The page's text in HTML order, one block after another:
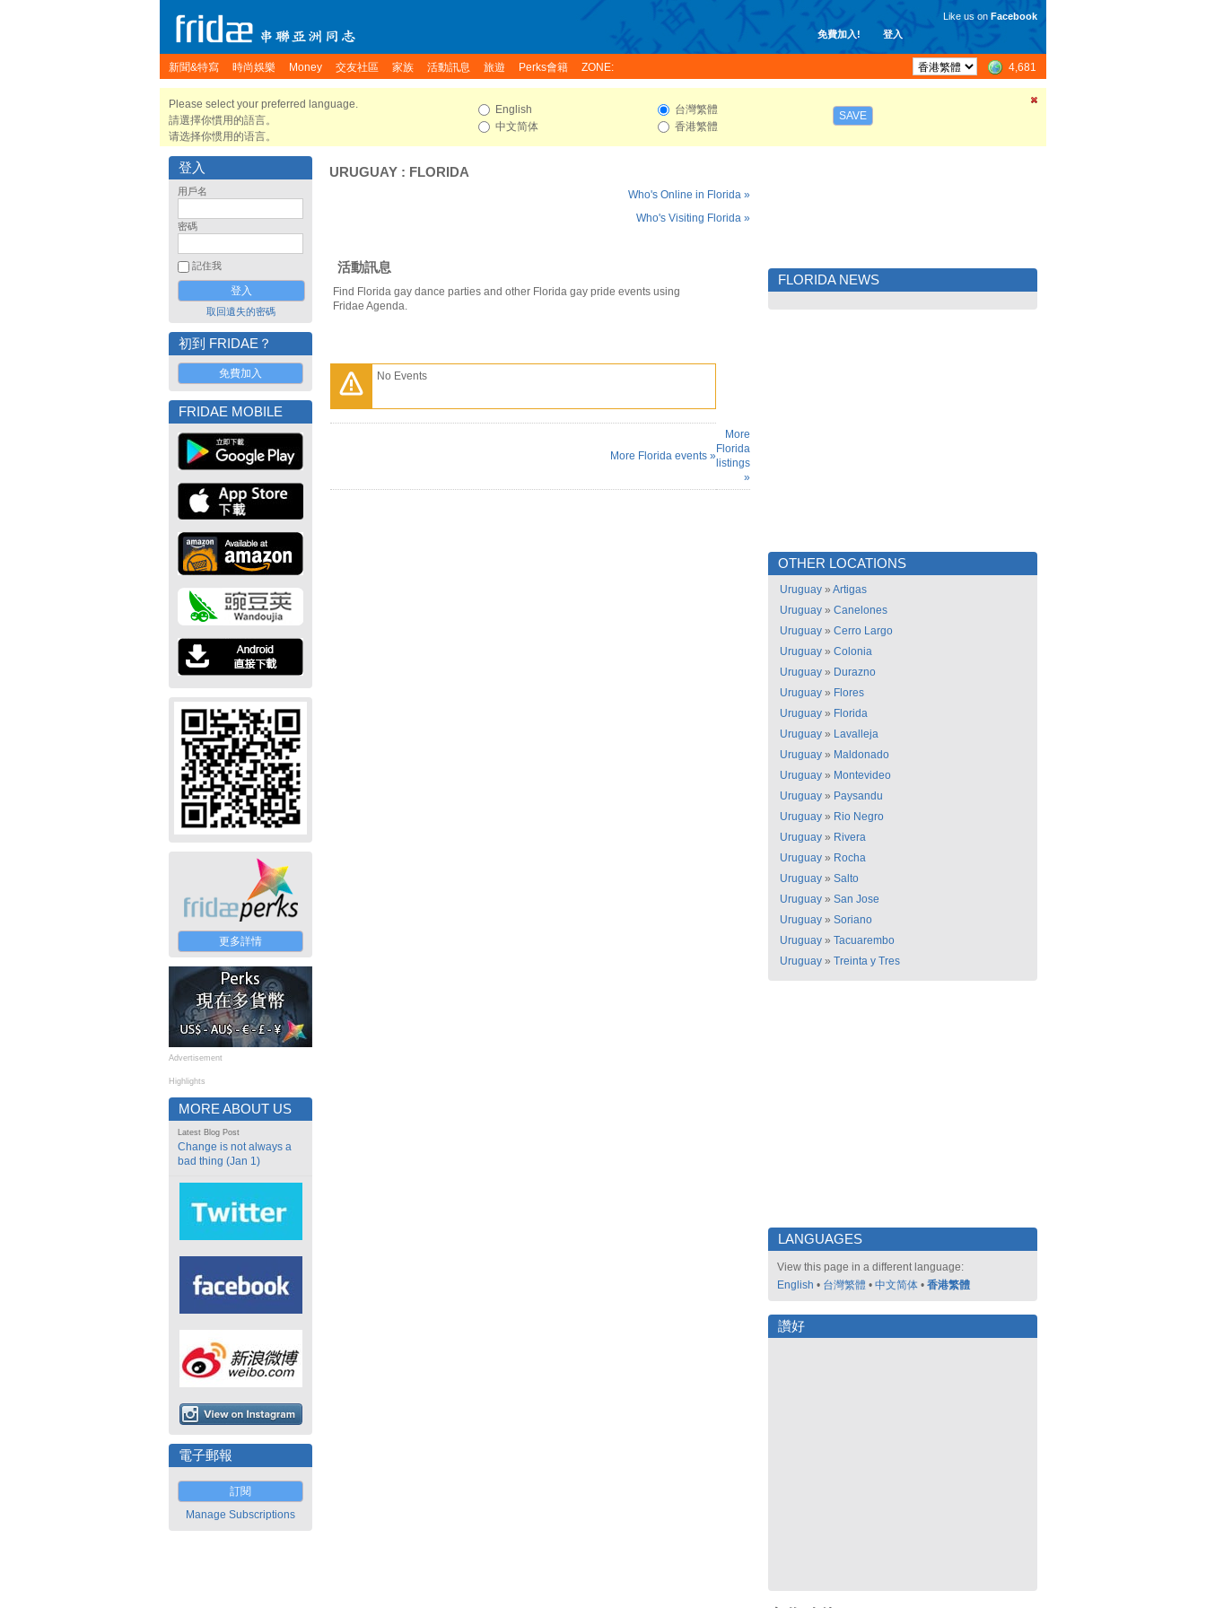
免費加入! 登入
Like us on Facebook
新聞&特寫 時尚娛樂 Money 交友社區 家族 活動訊息 旅遊 Perks會籍 ZONE: 4,681
Please select your preferred language.
請選擇你慣用的語言。
请选择你惯用的语言。
English
中文简体
台灣繁體
香港繁體
SAVE
登入
用戶名
密碼
記住我
取回遺失的密碼
初到 FRIDAE？
免費加入
FRIDAE MOBILE
更多詳情
Advertisement
Highlights
MORE ABOUT US
Latest Blog Post
Change is not always a
bad thing (Jan 1)
電子郵報
訂閱
Manage Subscriptions
URUGUAY : FLORIDA
Who's Online in Florida »
Who's Visiting Florida »
活動訊息
Find Florida gay dance parties and other Florida gay pride events using
Fridae Agenda.
No Events
More Florida events »
More
Florida
listings
»
FLORIDA NEWS
OTHER LOCATIONS
Uruguay » Artigas
Uruguay » Canelones
Uruguay » Cerro Largo
Uruguay » Colonia
Uruguay » Durazno
Uruguay » Flores
Uruguay » Florida
Uruguay » Lavalleja
Uruguay » Maldonado
Uruguay » Montevideo
Uruguay » Paysandu
Uruguay » Rio Negro
Uruguay » Rivera
Uruguay » Rocha
Uruguay » Salto
Uruguay » San Jose
Uruguay » Soriano
Uruguay » Tacuarembo
Uruguay » Treinta y Tres
LANGUAGES
View this page in a different language:
English • 台灣繁體 • 中文简体 • 香港繁體
讚好